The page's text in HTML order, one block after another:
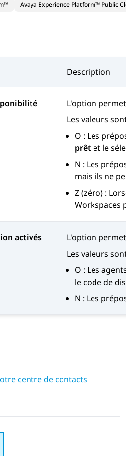
Avaya Experience Platform™ Public
Description
L'option
Les valeurs
O : Les
prêt et le
N : Les
mais ils ne
Z (zéro) :
Workspaces
activés
L'option
Les valeurs
O : Les
le code de
N : Les
centre de contacts